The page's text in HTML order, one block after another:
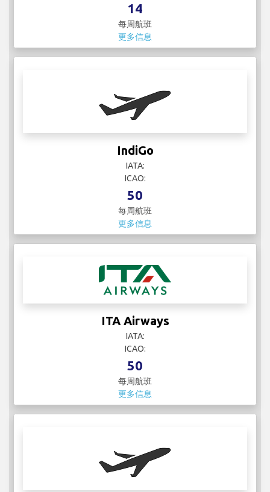
14
每周航班
更多信息
IndiGo
IATA:
ICAO:
50
每周航班
更多信息
ITA Airways
IATA:
ICAO:
50
每周航班
更多信息